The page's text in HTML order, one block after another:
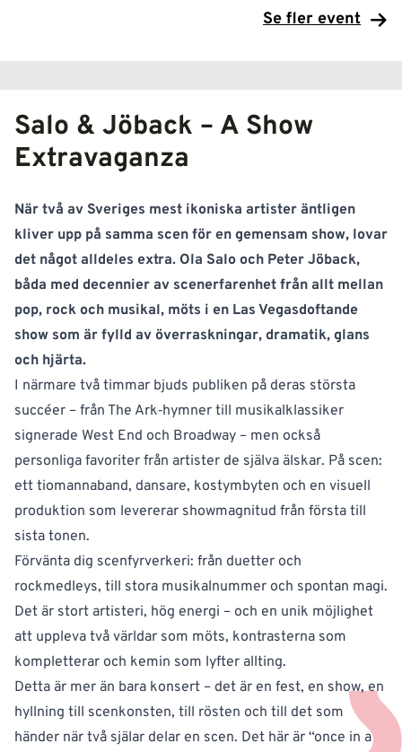
Se fler event
Salo & Jöback – A Show
Extravaganza
När två av Sveriges mest ikoniska artister äntligen
kliver upp på samma scen för en gemensam show, lovar
det något alldeles extra. Ola Salo och Peter Jöback,
båda med decennier av scenerfarenhet från allt mellan
pop, rock och musikal, möts i en Las Vegasdoftande
show som är fylld av överraskningar, dramatik, glans
och hjärta.
I närmare två timmar bjuds publiken på deras största
succéer – från The Ark‑hymner till musikalklassiker
signerade West End och Broadway – men också
personliga favoriter från artister de själva älskar. På scen:
ett tiomannaband, dansare, kostymbyten och en visuell
produktion som levererar showmagnitud från första till
sista tonen.
Förvänta dig scenfyrverkeri: från duetter och
rockmedleys, till stora musikalnummer och spontan magi.
Det är stort artisteri, hög energi – och en unik möjlighet
att uppleva två världar som möts, kontrasterna som
kompletterar och kemin som lyfter allting.
Detta är mer än bara konsert – det är en fest, en show, en
hyllning till scenkonsten, till rösten och till det som
händer när två själar delar en scen. Det här är “once in a